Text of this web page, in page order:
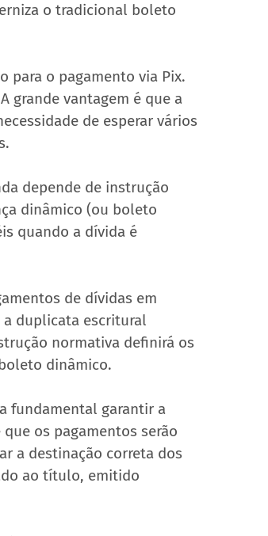
o tradicional boleto
para o pagamento via Pix.
grande vantagem é que a
de esperar vários
depende de instrução
dinâmico (ou boleto
quando a dívida é
de dívidas em
duplicata escritural
normativa definirá os
dinâmico.
fundamental garantir a
os pagamentos serão
a destinação correta dos
ao título, emitido